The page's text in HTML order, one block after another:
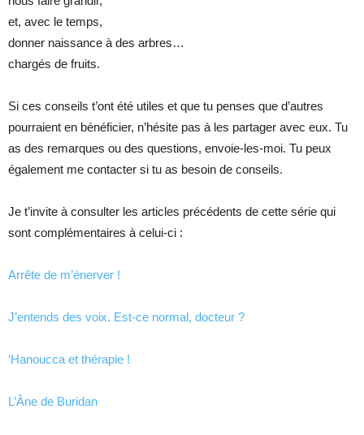
et, avec le temps,
donner naissance à des arbres…
chargés de fruits.
Si ces conseils t’ont été utiles et que tu penses que d’autres
pourraient en bénéficier, n’hésite pas à les partager avec eux. Tu
as des remarques ou des questions, envoie-les-moi. Tu peux
également me contacter si tu as besoin de conseils.
Je t’invite à consulter les articles précédents de cette série qui
sont complémentaires à celui-ci :
Arrête de m’énerver !
J’entends des voix. Est-ce normal, docteur ?
‘Hanoucca et thérapie !
L’Âne de Buridan